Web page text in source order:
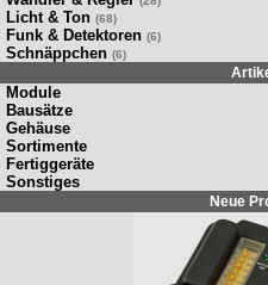
Licht & Ton (68)
Funk & Detektoren (6)
Schnäppchen (6)
Module
Bausätze
Gehäuse
Sortimente
Fertiggeräte
Sonstiges
Neue